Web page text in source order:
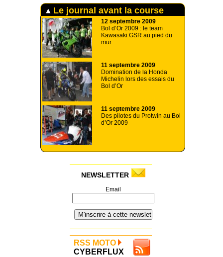
Le journal avant la course
12 septembre 2009
Bol d’Or 2009 : le team
Kawasaki GSR au pied du
mur.
11 septembre 2009
Domination de la Honda
Michelin lors des essais du
Bol d’Or
11 septembre 2009
Des pilotes du Protwin au Bol
d’Or 2009
NEWSLETTER
Email
RSS MOTO
CYBERFLUX